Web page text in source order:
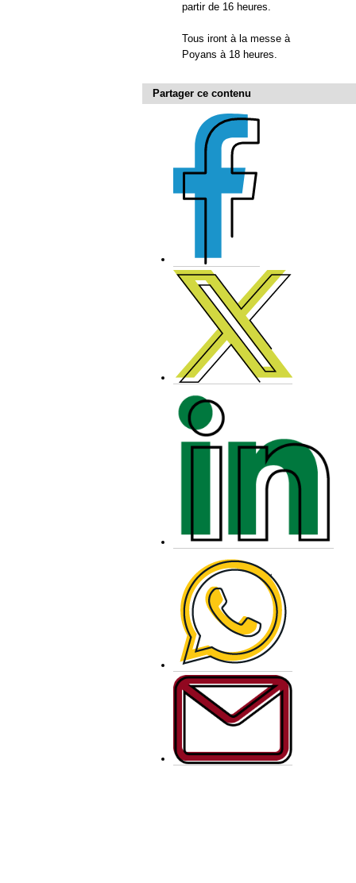
partir de 16 heures.
Tous iront à la messe à
Poyans à 18 heures.
Partager ce contenu